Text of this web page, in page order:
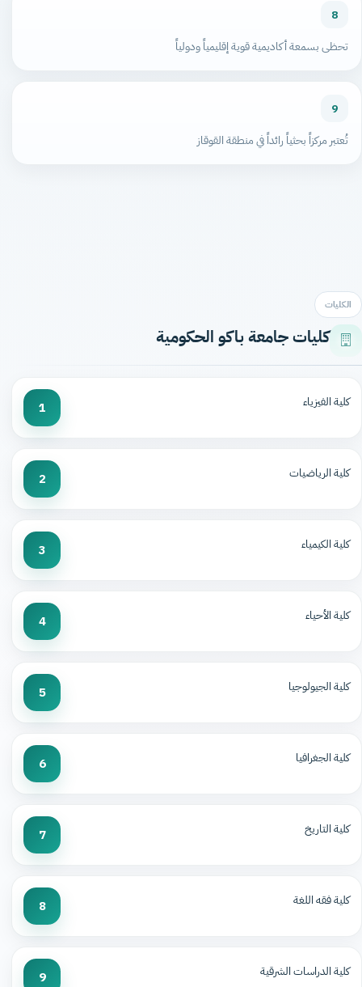
8
تحظى بسمعة أكاديمية قوية إقليمياً ودولياً
9
تُعتبر مركزاً بحثياً رائداً في منطقة القوقاز
الكليات
كليات جامعة باكو الحكومية
كلية الفيزياء 1
كلية الرياضيات 2
كلية الكيمياء 3
كلية الأحياء 4
كلية الجيولوجيا 5
كلية الجغرافيا 6
كلية التاريخ 7
كلية فقه اللغة 8
كلية الدراسات الشرقية 9